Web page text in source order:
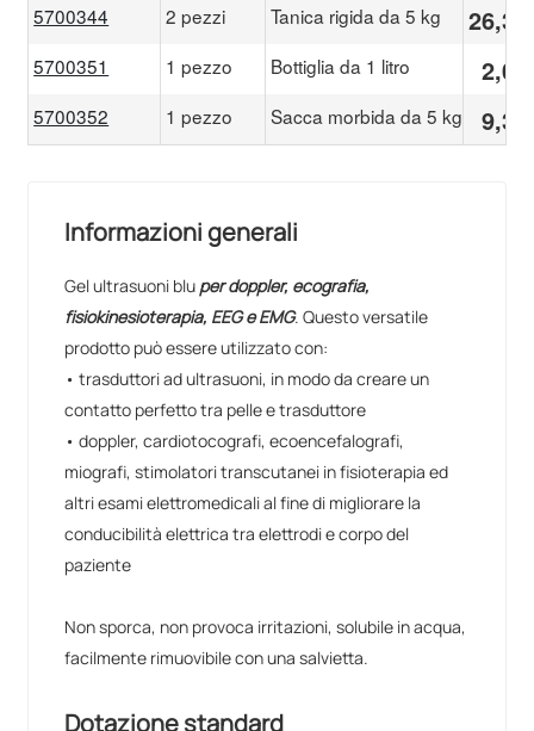
5700344 2 pezzi Tanica rigida da 5 kg
5700351 1 pezzo Bottiglia da 1 litro
5700352 1 pezzo Sacca morbida da 5 kg
Informazioni generali
Gel ultrasuoni blu per doppler, ecografia,
fisiokinesioterapia, EEG e EMG. Questo versatile
prodotto può essere utilizzato con:
• trasduttori ad ultrasuoni, in modo da creare un
contatto perfetto tra pelle e trasduttore
• doppler, cardiotocografi, ecoencefalografi,
miografi, stimolatori transcutanei in fisioterapia ed
altri esami elettromedicali al fine di migliorare la
conducibilità elettrica tra elettrodi e corpo del
paziente
Non sporca, non provoca irritazioni, solubile in acqua,
facilmente rimuovibile con una salvietta.
Dotazione standard